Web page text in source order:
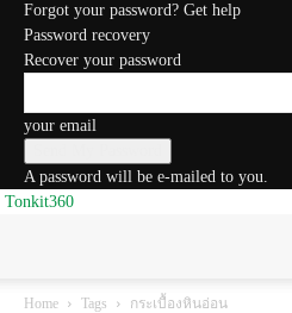
Forgot your password? Get help
Password recovery
Recover your password
your email
A password will be e-mailed to you.
Tonkit360
Home Tags กระเบื้องหินอ่อน